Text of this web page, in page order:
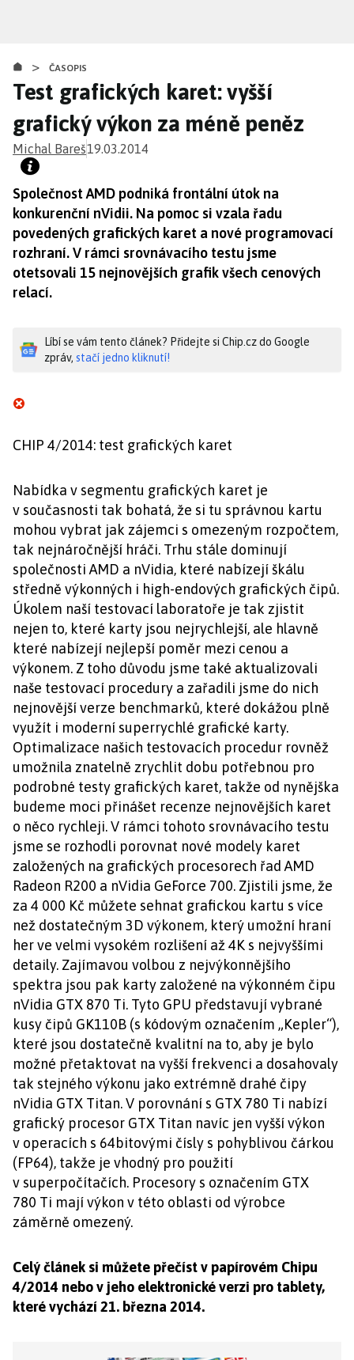
obsahu
> ČASOPIS
Test grafických karet: vyšší
grafický výkon za méně peněz
Michal Bareš19.03.2014
Společnost AMD podniká frontální útok na
konkurenční nVidii. Na pomoc si vzala řadu
povedených grafických karet a nové programovací
rozhraní. V rámci srovnávacího testu jsme
otetsovali 15 nejnovějších grafik všech cenových
relací.
Líbí se vám tento článek? Přidejte si Chip.cz do Google
zpráv, stačí jedno kliknutí!
CHIP 4/2014: test grafických karet
Nabídka v segmentu grafických karet je
v současnosti tak bohatá, že si tu správnou kartu
mohou vybrat jak zájemci s omezeným rozpočtem,
tak nejnáročnější hráči. Trhu stále dominují
společnosti AMD a nVidia, které nabízejí škálu
středně výkonných i high-endových grafických čipů.
Úkolem naší testovací laboratoře je tak zjistit
nejen to, které karty jsou nejrychlejší, ale hlavně
které nabízejí nejlepší poměr mezi cenou a
výkonem. Z toho důvodu jsme také aktualizovali
naše testovací procedury a zařadili jsme do nich
nejnovější verze benchmarků, které dokážou plně
využít i moderní superrychlé grafické karty.
Optimalizace našich testovacích procedur rovněž
umožnila znatelně zrychlit dobu potřebnou pro
podrobné testy grafických karet, takže od nynějška
budeme moci přinášet recenze nejnovějších karet
o něco rychleji. V rámci tohoto srovnávacího testu
jsme se rozhodli porovnat nové modely karet
založených na grafických procesorech řad AMD
Radeon R200 a nVidia GeForce 700. Zjistili jsme, že
za 4 000 Kč můžete sehnat grafickou kartu s více
než dostatečným 3D výkonem, který umožní hraní
her ve velmi vysokém rozlišení až 4K s nejvyššími
detaily. Zajímavou volbou z nejvýkonnějšího
spektra jsou pak karty založené na výkonném čipu
nVidia GTX 870 Ti. Tyto GPU představují vybrané
kusy čipů GK110B (s kódovým označením „Kepler“),
které jsou dostatečně kvalitní na to, aby je bylo
možné přetaktovat na vyšší frekvenci a dosahovaly
tak stejného výkonu jako extrémně drahé čipy
nVidia GTX Titan. V porovnání s GTX 780 Ti nabízí
grafický procesor GTX Titan navíc jen vyšší výkon
v operacích s 64bitovými čísly s pohyblivou čárkou
(FP64), takže je vhodný pro použití
v superpočítačích. Procesory s označením GTX
780 Ti mají výkon v této oblasti od výrobce
záměrně omezený.
Celý článek si můžete přečíst v papírovém Chipu
4/2014 nebo v jeho elektronické verzi pro tablety,
které vychází 21. března 2014.